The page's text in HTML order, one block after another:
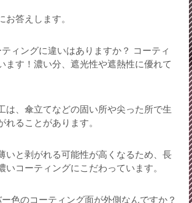
お答えします。
ィングに違いはありますか？ コーティ
ます！濃い分、遮光性や遮熱性に優れて
は、傘立てなどの固い所や尖った所で生
れることがあります。
いと剥がれる可能性が高くなるため、長
いコーティングにこだわっています。
色のコーティング面が外側なんですか？